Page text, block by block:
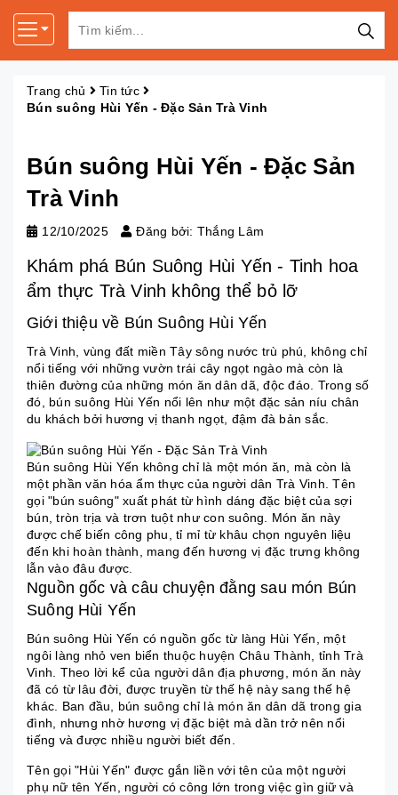
Trang chủ
Tin tức
Bún suông Hùi Yến - Đặc Sản Trà Vinh
Bún suông Hùi Yến - Đặc Sản
Trà Vinh
12/10/2025 Đăng bởi: Thắng Lâm
Khám phá Bún Suông Hùi Yến - Tinh hoa
ẩm thực Trà Vinh không thể bỏ lỡ
Giới thiệu về Bún Suông Hùi Yến
Trà Vinh, vùng đất miền Tây sông nước trù phú, không chỉ
nổi tiếng với những vườn trái cây ngọt ngào mà còn là
thiên đường của những món ăn dân dã, độc đáo. Trong số
đó, bún suông Hùi Yến nổi lên như một đặc sản níu chân
du khách bởi hương vị thanh ngọt, đậm đà bản sắc.
Bún suông Hùi Yến không chỉ là một món ăn, mà còn là
một phần văn hóa ẩm thực của người dân Trà Vinh. Tên
gọi "bún suông" xuất phát từ hình dáng đặc biệt của sợi
bún, tròn trịa và trơn tuột như con suông. Món ăn này
được chế biến công phu, tỉ mỉ từ khâu chọn nguyên liệu
đến khi hoàn thành, mang đến hương vị đặc trưng không
lẫn vào đâu được.
Nguồn gốc và câu chuyện đằng sau món Bún
Suông Hùi Yến
Bún suông Hùi Yến có nguồn gốc từ làng Hùi Yến, một
ngôi làng nhỏ ven biển thuộc huyện Châu Thành, tỉnh Trà
Vinh. Theo lời kể của người dân địa phương, món ăn này
đã có từ lâu đời, được truyền từ thế hệ này sang thế hệ
khác. Ban đầu, bún suông chỉ là món ăn dân dã trong gia
đình, nhưng nhờ hương vị đặc biệt mà dần trở nên nổi
tiếng và được nhiều người biết đến.
Tên gọi "Hùi Yến" được gắn liền với tên của một người
phụ nữ tên Yến, người có công lớn trong việc gìn giữ và